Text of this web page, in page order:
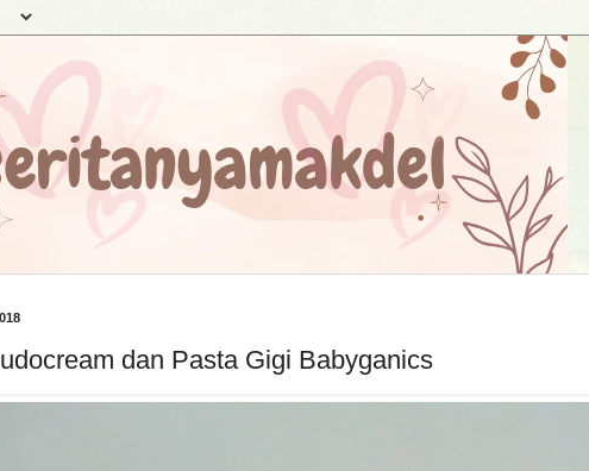
dan Pasta Gigi Babyganics